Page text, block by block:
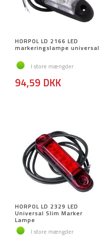
HORPOL LD 2166 LED
markeringslampe universal
I store mængder
94,59 DKK
HORPOL LD 2329 LED
Universal Slim Marker
Lampe
I store mængder